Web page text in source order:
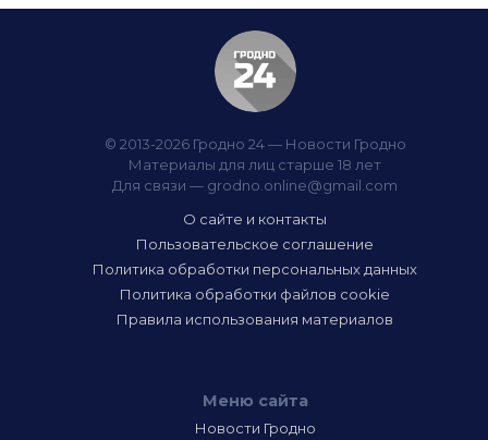
© 2013-2026 Гродно 24 — Новости Гродно
Материалы для лиц старше 18 лет
Для связи — grodno.online@gmail.com
О сайте и контакты
Пользовательское соглашение
Политика обработки персональных данных
Политика обработки файлов cookie
Правила использования материалов
Меню сайта
Новости Гродно